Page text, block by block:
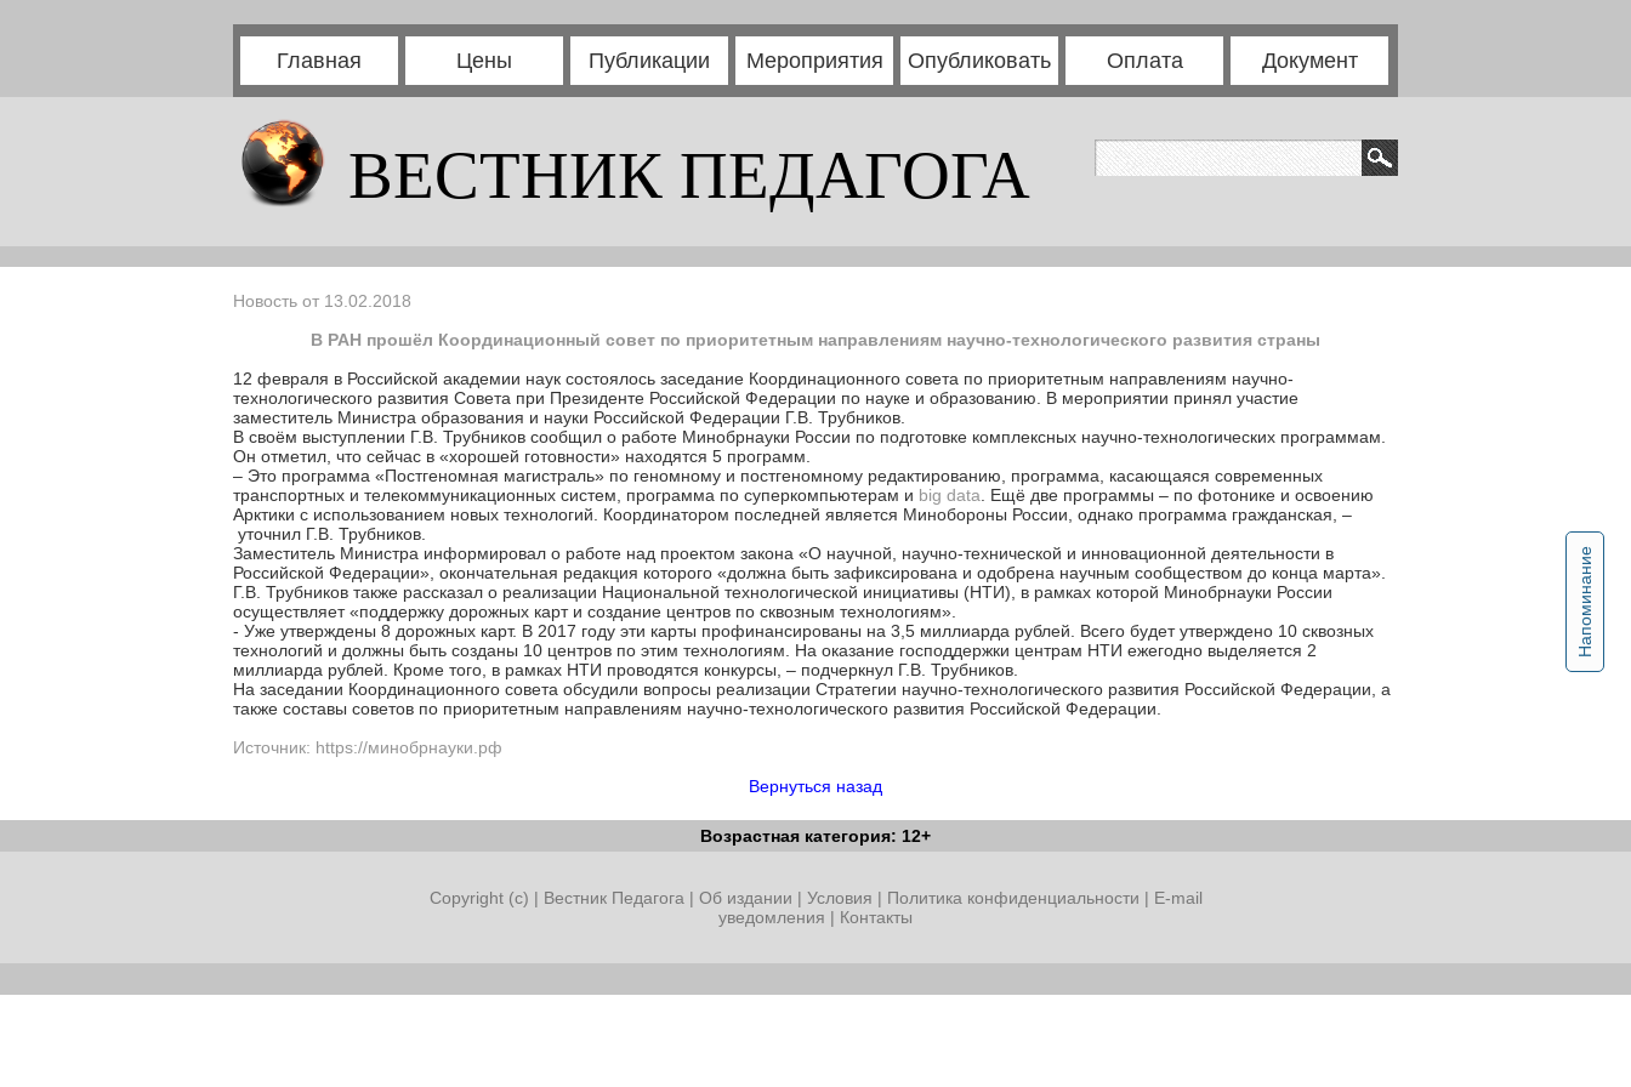
Главная Цены Публикации Мероприятия Опубликовать Оплата Документ
ВЕСТНИК ПЕДАГОГА
Напоминание
Новость от 13.02.2018
В РАН прошёл Координационный совет по приоритетным направлениям научно-технологического развития страны
12 февраля в Российской академии наук состоялось заседание Координационного совета по приоритетным направлениям научно-
технологического развития Совета при Президенте Российской Федерации по науке и образованию. В мероприятии принял участие
заместитель Министра образования и науки Российской Федерации Г.В. Трубников.
В своём выступлении Г.В. Трубников сообщил о работе Минобрнауки России по подготовке комплексных научно-технологических программам.
Он отметил, что сейчас в «хорошей готовности» находятся 5 программ.
– Это программа «Постгеномная магистраль» по геномному и постгеномному редактированию, программа, касающаяся современных
транспортных и телекоммуникационных систем, программа по суперкомпьютерам и big data . Ещё две программы – по фотонике и освоению
Арктики с использованием новых технологий. Координатором последней является Минобороны России, однако программа гражданская, –
уточнил Г.В. Трубников.
Заместитель Министра информировал о работе над проектом закона «О научной, научно-технической и инновационной деятельности в
Российской Федерации», окончательная редакция которого «должна быть зафиксирована и одобрена научным сообществом до конца марта».
Г.В. Трубников также рассказал о реализации Национальной технологической инициативы (НТИ), в рамках которой Минобрнауки России
осуществляет «поддержку дорожных карт и создание центров по сквозным технологиям».
- Уже утверждены 8 дорожных карт. В 2017 году эти карты профинансированы на 3,5 миллиарда рублей. Всего будет утверждено 10 сквозных
технологий и должны быть созданы 10 центров по этим технологиям. На оказание господдержки центрам НТИ ежегодно выделяется 2
миллиарда рублей. Кроме того, в рамках НТИ проводятся конкурсы, – подчеркнул Г.В. Трубников.
На заседании Координационного совета обсудили вопросы реализации Стратегии научно-технологического развития Российской Федерации, а
также составы советов по приоритетным направлениям научно-технологического развития Российской Федерации.
Источник: https://минобрнауки.рф
Вернуться назад
Возрастная категория: 12+
Copyright (c) | Вестник Педагога | Об издании | Условия | Политика конфиденциальности | E-mail
уведомления | Контакты